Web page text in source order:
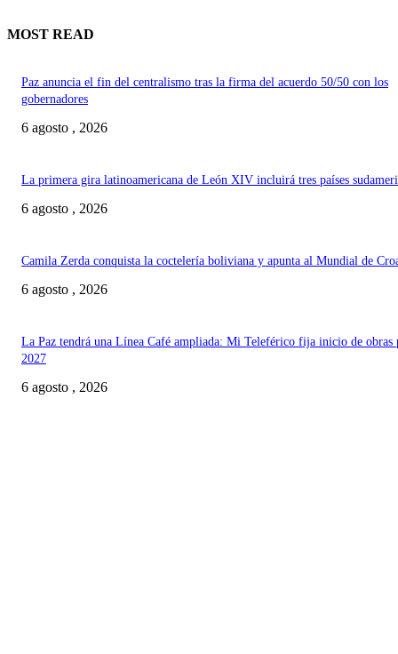
MOST READ
Paz anuncia el fin del centralismo tras la firma del acuerdo 50/50 con los
gobernadores
6 agosto , 2026
La primera gira latinoamericana de León XIV incluirá tres países
6 agosto , 2026
Camila Zerda conquista la coctelería boliviana y apunta al Mundial de
6 agosto , 2026
La Paz tendrá una Línea Café ampliada: Mi Teleférico fija inicio de obras
2027
6 agosto , 2026